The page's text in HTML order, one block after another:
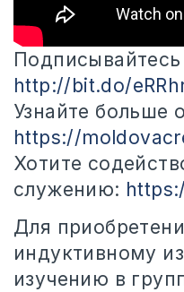
Подписывайтесь
http://bit.do/
Узнайте больше
https://
Хотите
служению:
Для
индуктивному
изучению в